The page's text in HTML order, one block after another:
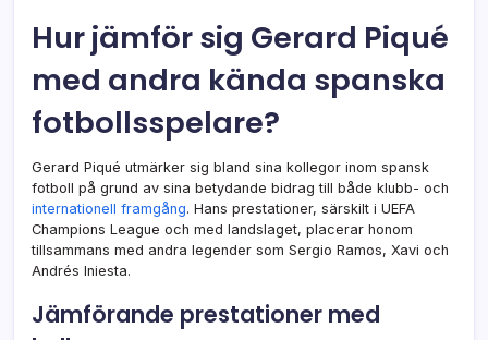
Hur jämför sig Gerard Piqué
med andra kända spanska
fotbollsspelare?
Gerard Piqué utmärker sig bland sina kollegor inom spansk
fotboll på grund av sina betydande bidrag till både klubb- och
internationell framgång. Hans prestationer, särskilt i UEFA
Champions League och med landslaget, placerar honom
tillsammans med andra legender som Sergio Ramos, Xavi och
Andrés Iniesta.
Jämförande prestationer med